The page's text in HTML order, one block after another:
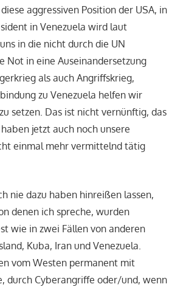
aggressiven Position der USA, in
in Venezuela wird laut
in die nicht durch die UN
Not in eine Auseinandersetzung
als auch Angriffskrieg,
zu Venezuela helfen wir
setzen. Das ist nicht vernünftig, das
jetzt auch noch unsere
einmal mehr vermittelnd tätig
nie dazu haben hinreißen lassen,
denen ich spreche, wurden
wie in zwei Fällen von anderen
Kuba, Iran und Venezuela.
vom Westen permanent mit
durch Cyberangriffe oder/und, wenn